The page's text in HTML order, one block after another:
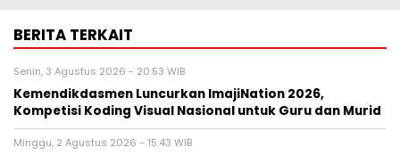
BERITA TERKAIT
Senin, 3 Agustus 2026 - 20:53 WIB
Kemendikdasmen Luncurkan ImajiNation 2026,
Kompetisi Koding Visual Nasional untuk Guru dan Murid
Minggu, 2 Agustus 2026 - 15:43 WIB